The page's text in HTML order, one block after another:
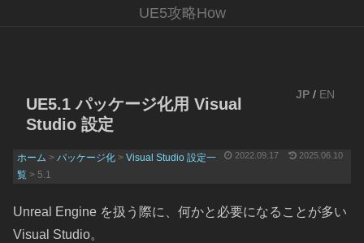
UE5攻略How
JP / EN
UE5.1 パッケージ化用 Visual
Studio 設定
2022.09.17 2025.06.10
ホーム > パッケージ化 > Visual Studio 設定一
覧 > 5.1
Unreal Engine を扱う際に、何かと必要になることが多い
Visual Studio。